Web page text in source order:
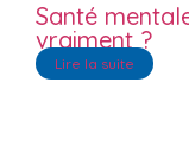
Santé
vraiment ?
Lire la suite